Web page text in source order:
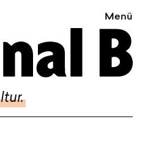
Menü
bewegt